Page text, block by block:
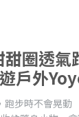
甜圈透
戶外
跑步時不會晃動